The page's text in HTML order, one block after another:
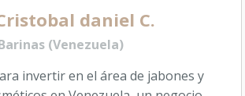
daniel C.
(Venezuela)
invertir en el área de jabones y